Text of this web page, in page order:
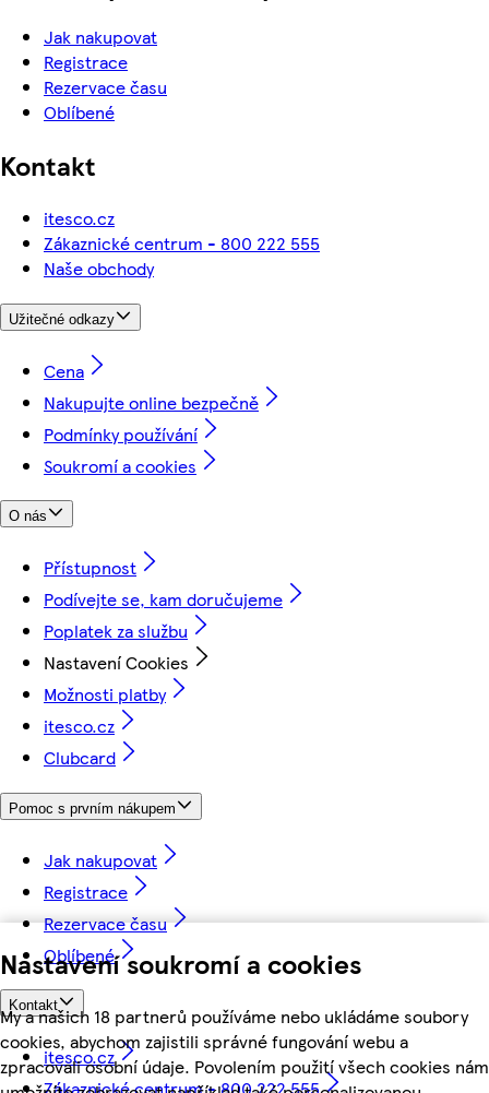
Nastavení soukromí a cookies
My a našich 18 partnerů používáme nebo ukládáme soubory
cookies, abychom zajistili správné fungování webu a
zpracovali osobní údaje. Povolením použití všech cookies nám
Jak nakupovat
Registrace
Rezervace času
Oblíbené
Kontakt
itesco.cz
Zákaznické centrum - 800 222 555
Naše obchody
Užitečné odkazy
Cena
Nakupujte online bezpečně
Podmínky používání
Soukromí a cookies
O nás
Přístupnost
Podívejte se, kam doručujeme
Poplatek za službu
Nastavení Cookies
Možnosti platby
itesco.cz
Clubcard
Pomoc s prvním nákupem
Jak nakupovat
Registrace
Rezervace času
Oblíbené
Kontakt
itesco.cz